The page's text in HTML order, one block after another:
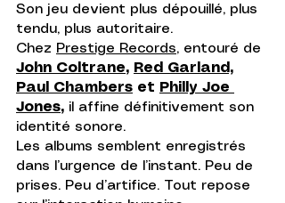
Son jeu devient plus dépouillé, plus
tendu, plus autoritaire.
Chez Prestige Records, entouré de
John Coltrane, Red Garland,
Paul Chambers et Philly Joe
Jones, il affine définitivement son
identité sonore.
Les albums semblent enregistrés
dans l’urgence de l’instant. Peu de
prises. Peu d’artifice. Tout repose